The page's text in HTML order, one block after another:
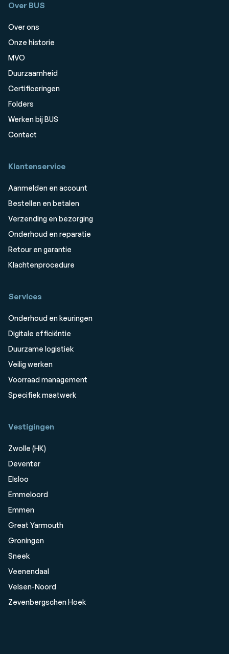
Over BUS
Over ons
Onze historie
MVO
Duurzaamheid
Certificeringen
Folders
Werken bij BUS
Contact
Klantenservice
Aanmelden en account
Bestellen en betalen
Verzending en bezorging
Onderhoud en reparatie
Retour en garantie
Klachtenprocedure
Services
Onderhoud en keuringen
Digitale efficiëntie
Duurzame logistiek
Veilig werken
Voorraad management
Specifiek maatwerk
Vestigingen
Zwolle (HK)
Deventer
Elsloo
Emmeloord
Emmen
Great Yarmouth
Groningen
Sneek
Veenendaal
Velsen-Noord
Zevenbergschen Hoek